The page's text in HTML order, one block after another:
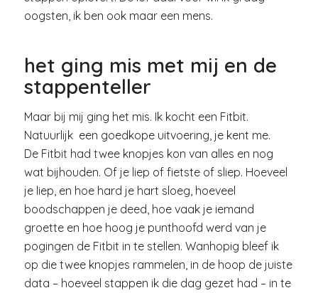
oogsten, ik ben ook maar een mens.
het ging mis met mij en de
stappenteller
Maar bij mij ging het mis. Ik kocht een Fitbit.
Natuurlijk een goedkope uitvoering, je kent me.
De Fitbit had twee knopjes kon van alles en nog
wat bijhouden. Of je liep of fietste of sliep. Hoeveel
je liep, en hoe hard je hart sloeg, hoeveel
boodschappen je deed, hoe vaak je iemand
groette en hoe hoog je punthoofd werd van je
pogingen de Fitbit in te stellen. Wanhopig bleef ik
op die twee knopjes rammelen, in de hoop de juiste
data – hoeveel stappen ik die dag gezet had – in te